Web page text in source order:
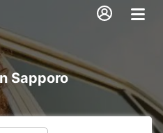
Sapporo